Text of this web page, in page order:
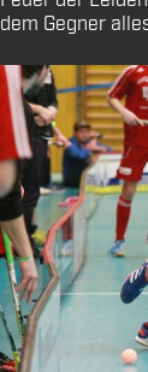
dem Gegner